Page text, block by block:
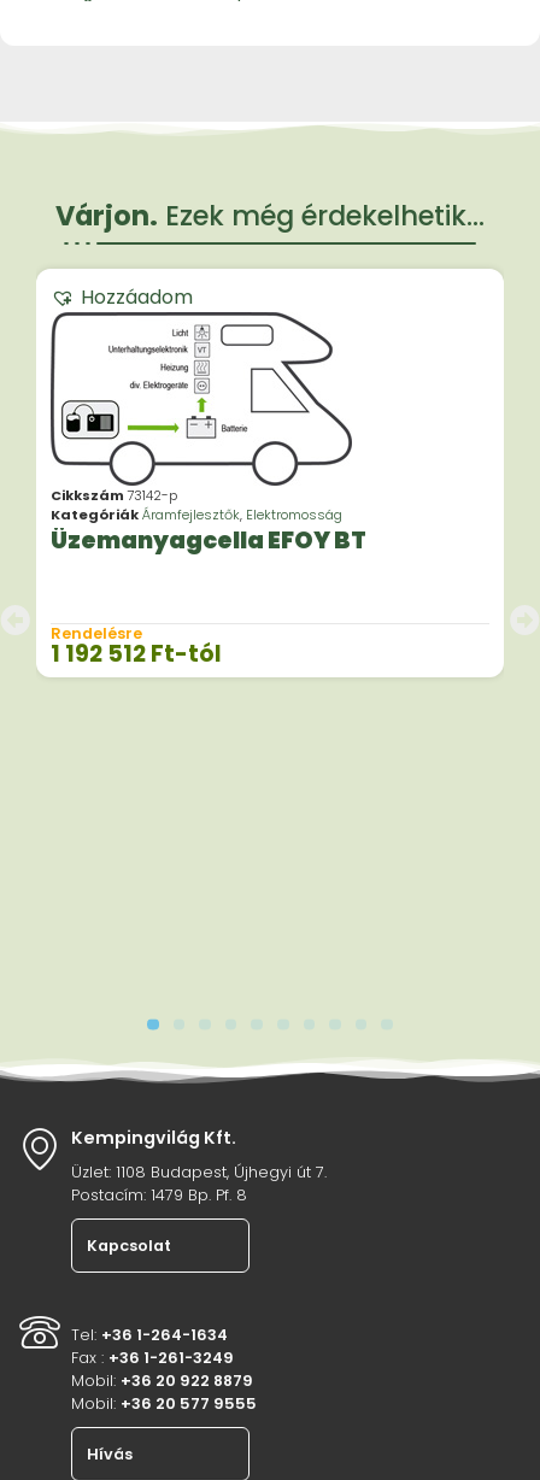
Várjon. Ezek még érdekelhetik...
Hozzáadom
Cikkszám73142-p
KategóriákÁramfejlesztők, Elektromosság
Üzemanyagcella EFOY BT
Rendelésre
1 192 512Ft-tól
Kempingvilág Kft.
Üzlet: 1108 Budapest, Újhegyi út 7.
Postacím: 1479 Bp. Pf. 8
Kapcsolat
Tel: +36 1-264-1634
Fax : +36 1-261-3249
Mobil: +36 20 922 8879
Mobil: +36 20 577 9555
Hívás